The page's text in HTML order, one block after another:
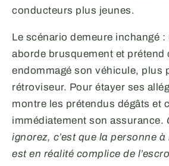
conducteurs plus jeunes.
Le scénario demeure inchangé
aborde brusquement et prétend
endommagé son véhicule, plus
rétroviseur. Pour étayer ses
montre les prétendus dégâts et
immédiatement son assurance.
ignorez, c’est que la personne
est en réalité complice de